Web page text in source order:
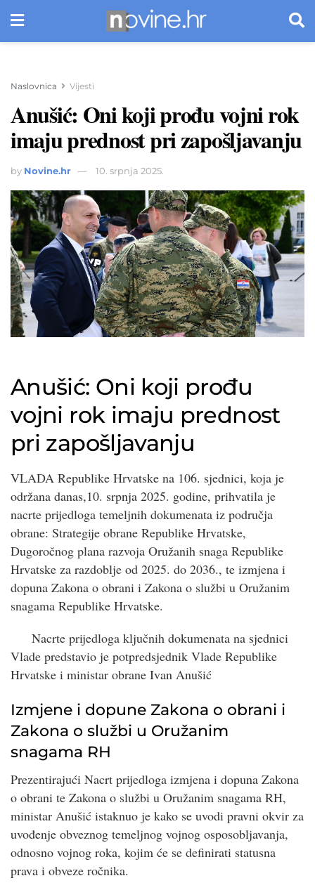
Naslovnica Vijesti
Anušić: Oni koji prođu vojni rok
imaju prednost pri zapošljavanju
by Novine.hr 10. srpnja 2025.
Anušić: Oni koji prođu
vojni rok imaju prednost
pri zapošljavanju
VLADA Republike Hrvatske na 106. sjednici, koja je
održana danas,10. srpnja 2025. godine, prihvatila je
nacrte prijedloga temeljnih dokumenata iz područja
obrane: Strategije obrane Republike Hrvatske,
Dugoročnog plana razvoja Oružanih snaga Republike
Hrvatske za razdoblje od 2025. do 2036., te izmjena i
dopuna Zakona o obrani i Zakona o službi u Oružanim
snagama Republike Hrvatske.
Nacrte prijedloga ključnih dokumenata na sjednici
Vlade predstavio je potpredsjednik Vlade Republike
Hrvatske i ministar obrane Ivan Anušić
Izmjene i dopune Zakona o obrani i
Zakona o službi u Oružanim
snagama RH
Prezentirajući Nacrt prijedloga izmjena i dopuna Zakona
o obrani te Zakona o službi u Oružanim snagama RH,
ministar Anušić istaknuo je kako se uvodi pravni okvir za
uvođenje obveznog temeljnog vojnog osposobljavanja,
odnosno vojnog roka, kojim će se definirati statusna
prava i obveze ročnika.